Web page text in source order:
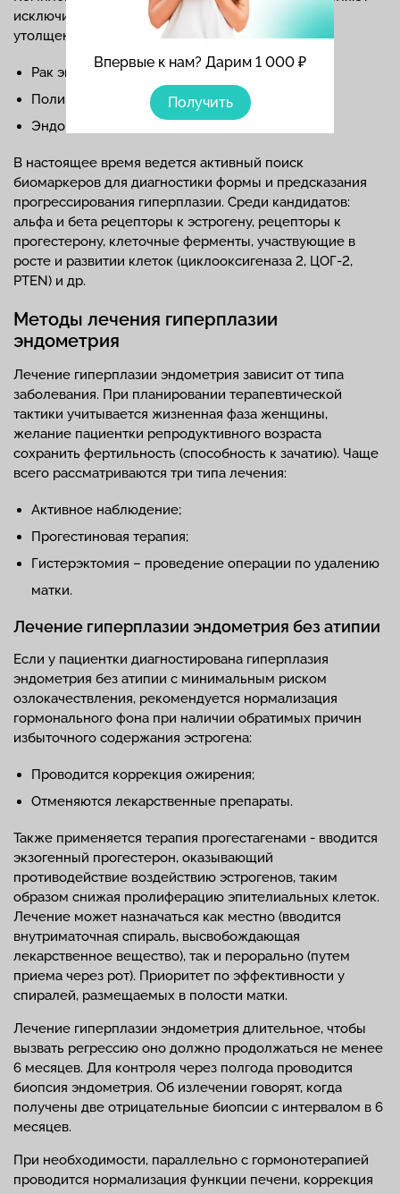
Впервые к нам? Дарим 1 000 ₽
Получить
исключить другие заболевания, приводящие к
утолщению эндометрия:
Рак эндометрия;
Полипы;
Эндометрит.
В настоящее время ведется активный поиск
биомаркеров для диагностики формы и предсказания
прогрессирования гиперплазии. Среди кандидатов:
альфа и бета рецепторы к эстрогену, рецепторы к
прогестерону, клеточные ферменты, участвующие в
росте и развитии клеток (циклооксигеназа 2, ЦОГ-2,
PTEN) и др.
Методы лечения гиперплазии
эндометрия
Лечение гиперплазии эндометрия зависит от типа
заболевания. При планировании терапевтической
тактики учитывается жизненная фаза женщины,
желание пациентки репродуктивного возраста
сохранить фертильность (способность к зачатию). Чаще
всего рассматриваются три типа лечения:
Активное наблюдение;
Прогестиновая терапия;
Гистерэктомия – проведение операции по удалению
матки.
Лечение гиперплазии эндометрия без атипии
Если у пациентки диагностирована гиперплазия
эндометрия без атипии с минимальным риском
озлокачествления, рекомендуется нормализация
гормонального фона при наличии обратимых причин
избыточного содержания эстрогена:
Проводится коррекция ожирения;
Отменяются лекарственные препараты.
Также применяется терапия прогестагенами - вводится
экзогенный прогестерон, оказывающий
противодействие воздействию эстрогенов, таким
образом снижая пролиферацию эпителиальных клеток.
Лечение может назначаться как местно (вводится
внутриматочная спираль, высвобождающая
лекарственное вещество), так и перорально (путем
приема через рот). Приоритет по эффективности у
спиралей, размещаемых в полости матки.
Лечение гиперплазии эндометрия длительное, чтобы
вызвать регрессию оно должно продолжаться не менее
6 месяцев. Для контроля через полгода проводится
биопсия эндометрия. Об излечении говорят, когда
получены две отрицательные биопсии с интервалом в 6
месяцев.
При необходимости, параллельно с гормонотерапией
проводится нормализация функции печени, коррекция